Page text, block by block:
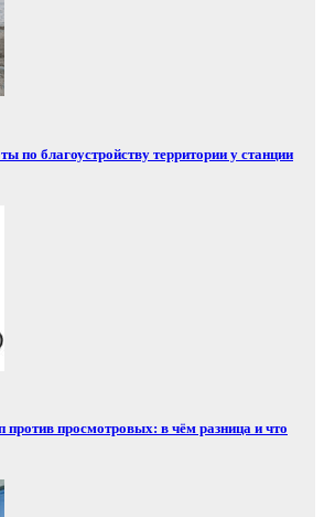
по благоустройству территории у станции
против просмотровых: в чём разница и что